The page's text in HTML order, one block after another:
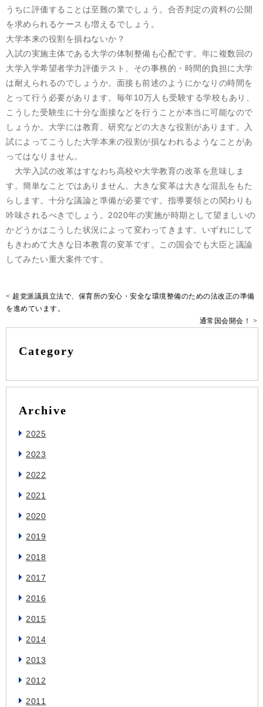
うちに評価することは至難の業でしょう。合否判定の資料の公開
を求められるケースも増えるでしょう。
大学本来の役割を損ねないか？
入試の実施主体である大学の体制整備も心配です。年に複数回の
大学入学希望者学力評価テスト、その事務的・時間的負担に大学
は耐えられるのでしょうか。面接も前述のようにかなりの時間を
とって行う必要があります。毎年10万人も受験する学校もあり、
こうした受験生に十分な面接などを行うことが本当に可能なので
しょうか。大学には教育、研究などの大きな役割があります。入
試によってこうした大学本来の役割が損なわれるようなことがあ
ってはなりません。
大学入試の改革はすなわち高校や大学教育の改革を意味しま
す。簡単なことではありません。大きな変革は大きな混乱をもた
らします。十分な議論と準備が必要です。指導要領との関わりも
吟味されるべきでしょう。2020年の実施が時期として望ましいの
かどうかはこうした状況によって変わってきます。いずれにして
もきわめて大きな日本教育の変革です。この国会でも大臣と議論
してみたい重大案件です。
< 超党派議員立法で、保育所の安心・安全な環境整備のための法改正の準備
を進めています。
通常国会開会！
>
Category
Archive
2025
2023
2022
2021
2020
2019
2018
2017
2016
2015
2014
2013
2012
2011